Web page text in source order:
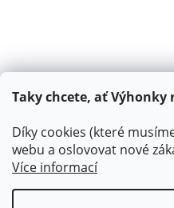
Taky chcete, ať Výhonky
Díky cookies (které
webu a oslovovat nové
Více informací